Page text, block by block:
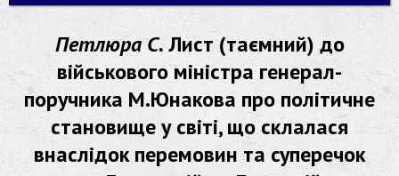
Петлюра С.Лист (таємний) до
військового міністра генерал-
поручника М.Юнакова про політичне
становище у світі, що склалася
внаслідок перемовин та суперечок